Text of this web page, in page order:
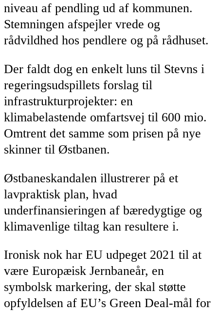
niveau af pendling ud af kommunen.
Stemningen afspejler vrede og
rådvildhed hos pendlere og på rådhuset.
Der faldt dog en enkelt luns til Stevns i
regeringsudspillets forslag til
infrastrukturprojekter: en
klimabelastende omfartsvej til 600 mio.
Omtrent det samme som prisen på nye
skinner til Østbanen.
Østbaneskandalen illustrerer på et
lavpraktisk plan, hvad
underfinansieringen af bæredygtige og
klimavenlige tiltag kan resultere i.
Ironisk nok har EU udpeget 2021 til at
være Europæisk Jernbaneår, en
symbolsk markering, der skal støtte
opfyldelsen af EU’s Green Deal-mål for